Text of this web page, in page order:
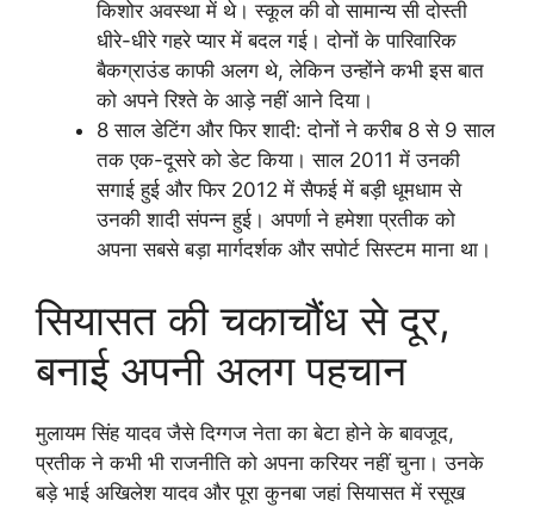
किशोर अवस्था में थे। स्कूल की वो सामान्य सी दोस्ती
धीरे-धीरे गहरे प्यार में बदल गई। दोनों के पारिवारिक
बैकग्राउंड काफी अलग थे, लेकिन उन्होंने कभी इस बात
को अपने रिश्ते के आड़े नहीं आने दिया।
8 साल डेटिंग और फिर शादी: दोनों ने करीब 8 से 9 साल
तक एक-दूसरे को डेट किया। साल 2011 में उनकी
सगाई हुई और फिर 2012 में सैफई में बड़ी धूमधाम से
उनकी शादी संपन्न हुई। अपर्णा ने हमेशा प्रतीक को
अपना सबसे बड़ा मार्गदर्शक और सपोर्ट सिस्टम माना था।
सियासत की चकाचौंध से दूर,
बनाई अपनी अलग पहचान
मुलायम सिंह यादव जैसे दिग्गज नेता का बेटा होने के बावजूद,
प्रतीक ने कभी भी राजनीति को अपना करियर नहीं चुना। उनके
बड़े भाई अखिलेश यादव और पूरा कुनबा जहां सियासत में रसूख